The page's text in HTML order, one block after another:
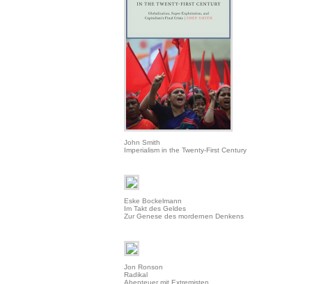
John Smith
Imperialism in the Twenty-First Century
Eske Bockelmann
Im Takt des Geldes
Zur Genese des mordernen Denkens
Jon Ronson
Radikal
Abenteuer mit Extremisten